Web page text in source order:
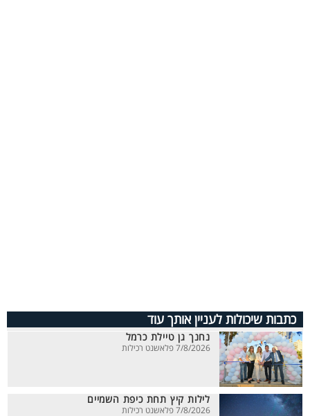
כתבות שיכולות לעניין אותך עוד
נחנך גן טיילת כרמל
7/8/2026 פלאשנט רכילות
לילות קיץ תחת כיפת השמיים
7/8/2026 פלאשנט רכילות